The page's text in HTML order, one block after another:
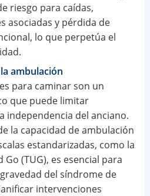
riesgo para caídas,
asociadas y pérdida de
lo que perpetúa el
ambulación
para caminar son un
que puede limitar
independencia del anciano.
la capacidad de ambulación
estandarizadas, como la
Go (TUG), es esencial para
del síndrome de
intervenciones